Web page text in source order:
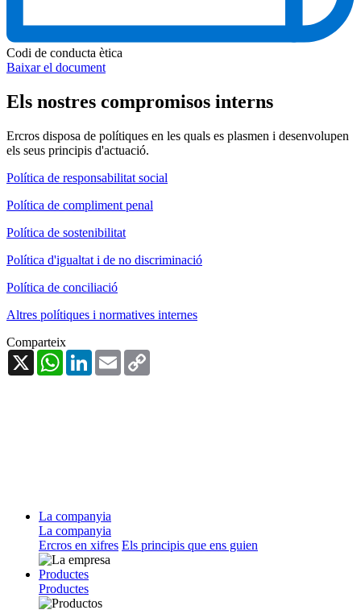
Codi de conducta ètica
Baixar el document
Els nostres compromisos interns
Ercros disposa de polítiques en les quals es plasmen i desenvolupen
els seus principis d'actuació.
Política de responsabilitat social
Política de compliment penal
Política de sostenibilitat
Política d'igualtat i de no discriminació
Política de conciliació
Altres polítiques i normatives internes
Comparteix
X
WhatsAppLinkedInEmail
La companyia
La companyia
Ercros en xifres Els principis que ens guien
Productes
Productes